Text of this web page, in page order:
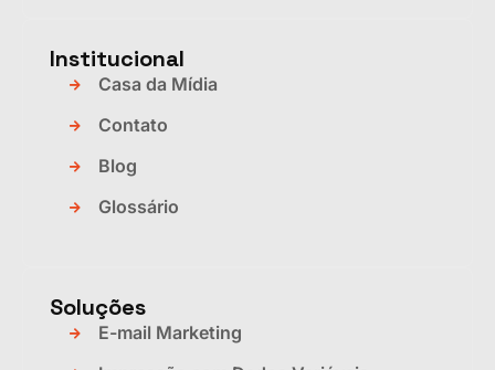
Institucional
Casa da Mídia
Contato
Blog
Glossário
Soluções
E-mail Marketing